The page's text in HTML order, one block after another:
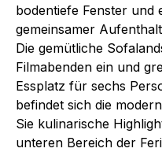
bodentiefe Fenster und
gemeinsamer
Die gemütliche
Filmabenden ein und
Essplatz für sechs
befindet sich die
Sie kulinarische
unteren Bereich der